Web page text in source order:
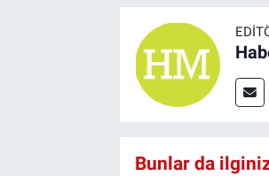
Bunlar da